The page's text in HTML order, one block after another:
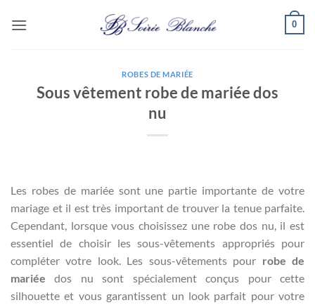
0
ROBES DE MARIÉE
Sous vêtement robe de mariée dos
nu
Les robes de mariée sont une partie importante de votre
mariage et il est très important de trouver la tenue parfaite.
Cependant, lorsque vous choisissez une robe dos nu, il est
essentiel de choisir les sous-vêtements appropriés pour
compléter votre look. Les sous-vêtements pour robe de
mariée dos nu sont spécialement conçus pour cette
silhouette et vous garantissent un look parfait pour votre